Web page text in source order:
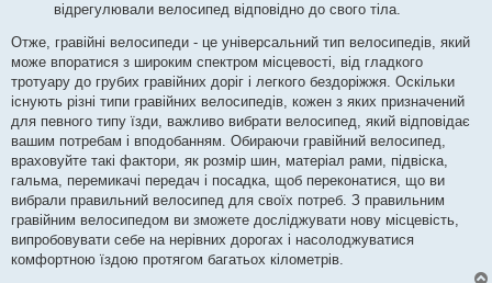
відрегулювали велосипед відповідно до свого тіла.
Отже, гравійні велосипеди - це універсальний тип велосипедів, який
може впоратися з широким спектром місцевості, від гладкого
тротуару до грубих гравійних доріг і легкого бездоріжжя. Оскільки
існують різні типи гравійних велосипедів, кожен з яких призначений
для певного типу їзди, важливо вибрати велосипед, який відповідає
вашим потребам і вподобанням. Обираючи гравійний велосипед,
враховуйте такі фактори, як розмір шин, матеріал рами, підвіска,
гальма, перемикачі передач і посадка, щоб переконатися, що ви
вибрали правильний велосипед для своїх потреб. З правильним
гравійним велосипедом ви зможете досліджувати нову місцевість,
випробовувати себе на нерівних дорогах і насолоджуватися
комфортною їздою протягом багатьох кілометрів.